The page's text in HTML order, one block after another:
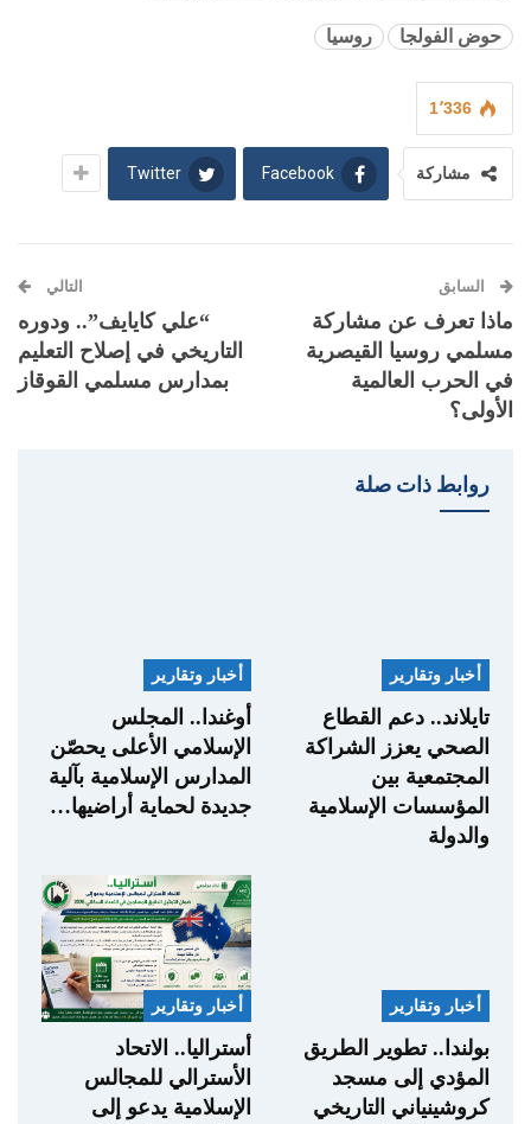
حوض الفولجا روسيا
1٬336
مشاركة Facebook
Twitter
السابق
ماذا تعرف عن مشاركة
مسلمي روسيا القيصرية
في الحرب العالمية
الأولى؟
التالي
“علي كايايف”.. ودوره
التاريخي في إصلاح التعليم
بمدارس مسلمي القوقاز
روابط ذات صلة
أخبار وتقارير
تايلاند.. دعم القطاع
الصحي يعزز الشراكة
المجتمعية بين
المؤسسات الإسلامية
والدولة
أخبار وتقارير
أوغندا.. المجلس
الإسلامي الأعلى يحصّن
المدارس الإسلامية بآلية
جديدة لحماية أراضيها…
أخبار وتقارير
بولندا.. تطوير الطريق
المؤدي إلى مسجد
كروشينياني التاريخي
أخبار وتقارير
أستراليا.. الاتحاد
الأسترالي للمجالس
الإسلامية يدعو إلى